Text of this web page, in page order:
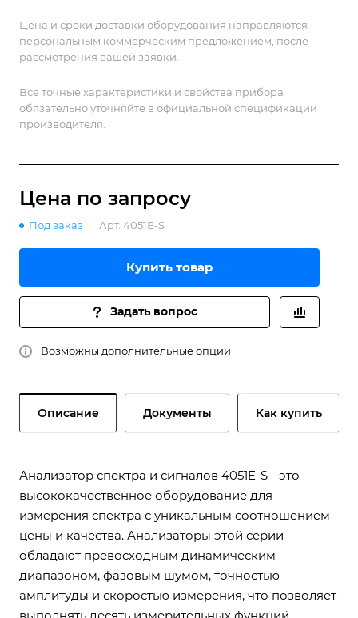
Цена и сроки доставки оборудования направляются
персональным коммерческим предложением, после
рассмотрения вашей заявки.
Все точные характеристики и свойства прибора
обязательно уточняйте в официальной спецификации
производителя.
Цена по запросу
Под заказ Арт. 4051E-S
Купить товар
Задать вопрос
Возможны дополнительные опции
Описание Документы Как купить
Анализатор спектра и сигналов 4051E-S - это
высококачественное оборудование для
измерения спектра с уникальным соотношением
цены и качества. Анализаторы этой серии
обладают превосходным динамическим
диапазоном, фазовым шумом, точностью
амплитуды и скоростью измерения, что позволяет